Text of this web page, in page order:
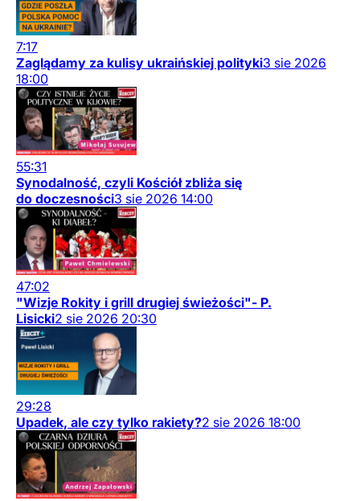
7:17
Zaglądamy za kulisy ukraińskiej polityki3 sie 2026
18:00
55:31
Synodalność, czyli Kościół zbliża się
do doczesności3 sie 2026 14:00
47:02
"Wizje Rokity i grill drugiej świeżości"- P.
Lisicki2 sie 2026 20:30
29:28
Upadek, ale czy tylko rakiety?2 sie 2026 18:00